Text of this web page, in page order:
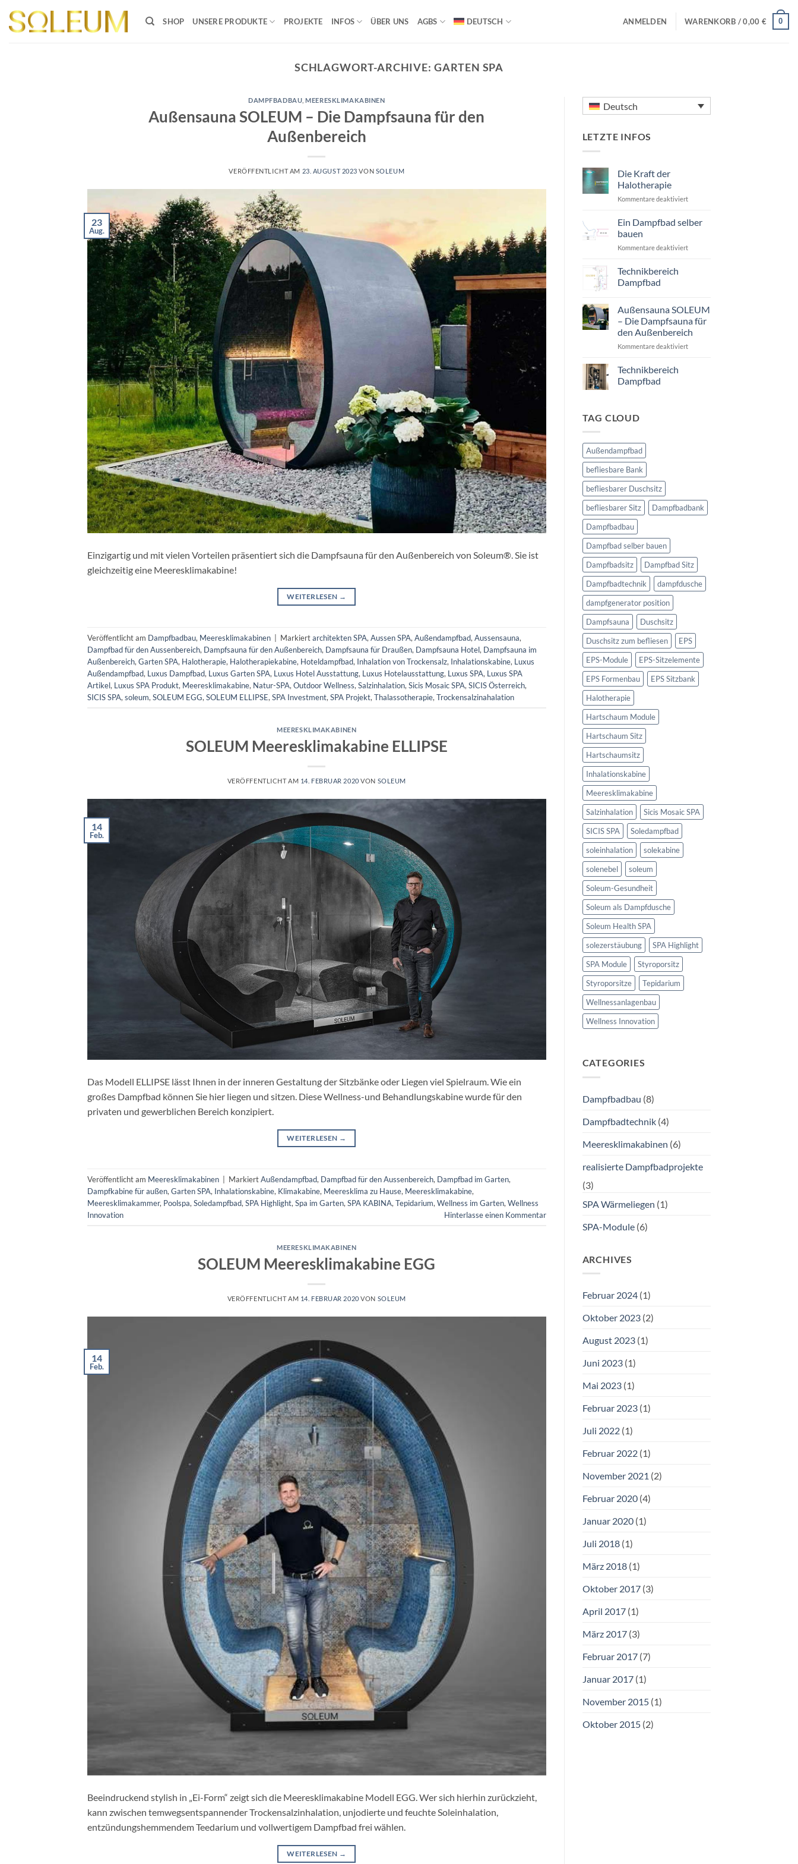
Inhalt
springen
SHOP UNSERE PRODUKTE PROJEKTE INFOS ÜBER UNS AGBS DEUTSCH ANMELDEN WARENKORB /0,00 € 0
SCHLAGWORT-ARCHIVE:GARTEN SPA
DAMPFBADBAU ,MEERESKLIMAKABINEN
Außensauna SOLEUM – Die Dampfsauna für den
Außenbereich
VERÖFFENTLICHT AM 23. AUGUST 2023 VON SOLEUM
23
Aug.
Einzigartig und mit vielen Vorteilen präsentiert sich die Dampfsauna für den Außenbereich von Soleum®. Sie ist
gleichzeitig eine Meeresklimakabine!
WEITERLESEN →
Veröffentlicht am Dampfbadbau, Meeresklimakabinen | Markiertarchitekten SPA, Aussen SPA, Außendampfbad, Aussensauna,
Dampfbad für den Aussenbereich, Dampfsauna für den Außenbereich, Dampfsauna für Draußen, Dampfsauna Hotel, Dampfsauna im
Außenbereich, Garten SPA, Halotherapie, Halotherapiekabine, Hoteldampfbad, Inhalation von Trockensalz, Inhalationskabine, Luxus
Außendampfbad, Luxus Dampfbad, Luxus Garten SPA, Luxus Hotel Ausstattung, Luxus Hotelausstattung, Luxus SPA, Luxus SPA
Artikel, Luxus SPA Produkt, Meeresklimakabine, Natur-SPA, Outdoor Wellness, Salzinhalation, Sicis Mosaic SPA, SICIS Österreich,
SICIS SPA, soleum, SOLEUM EGG, SOLEUM ELLIPSE, SPA Investment, SPA Projekt, Thalassotherapie, Trockensalzinahalation
MEERESKLIMAKABINEN
SOLEUM Meeresklimakabine ELLIPSE
VERÖFFENTLICHT AM 14. FEBRUAR 2020 VON SOLEUM
14
Feb.
Das Modell ELLIPSE lässt Ihnen in der inneren Gestaltung der Sitzbänke oder Liegen viel Spielraum. Wie ein
großes Dampfbad können Sie hier liegen und sitzen. Diese Wellness-und Behandlungskabine wurde für den
privaten und gewerblichen Bereich konzipiert.
WEITERLESEN →
Veröffentlicht am Meeresklimakabinen | MarkiertAußendampfbad, Dampfbad für den Aussenbereich, Dampfbad im Garten,
Dampfkabine für außen, Garten SPA, Inhalationskabine, Klimakabine, Meeresklima zu Hause, Meeresklimakabine,
Meeresklimakammer, Poolspa, Soledampfbad, SPA Highlight, Spa im Garten, SPA KABINA, Tepidarium, Wellness im Garten, Wellness
Innovation
Hinterlasse einen Kommentar
MEERESKLIMAKABINEN
SOLEUM Meeresklimakabine EGG
VERÖFFENTLICHT AM 14. FEBRUAR 2020 VON SOLEUM
14
Feb.
Beeindruckend stylish in „Ei-Form“ zeigt sich die Meeresklimakabine Modell EGG. Wer sich hierhin zurückzieht,
kann zwischen temwegsentspannender Trockensalzinhalation, unjodierte und feuchte Soleinhalation,
entzündungshemmendem Teedarium und vollwertigem Dampfbad frei wählen.
WEITERLESEN →
Deutsch
LETZTE INFOS
Die Kraft der
Halotherapie
Kommentare deaktiviertfür
Kraft
der
Ein Dampfbad selber
bauen
Kommentare deaktiviertfür
Technikbereich
Dampfbad
zu
Technikbereich
Dampfbad
Außensauna SOLEUM
– Die Dampfsauna für
den Außenbereich
Kommentare deaktiviertfür
Technikbereich
Dampfbad
Technikbereich
Dampfbad
TAG CLOUD
Außendampfbad
befliesbare Bank
befliesbarer Duschsitz
befliesbarer Sitz
Dampfbadbank
Dampfbadbau
Dampfbad selber bauen
Dampfbadsitz
Dampfbad Sitz
Dampfbadtechnik
dampfdusche
dampfgenerator position
Dampfsauna
Duschsitz
Duschsitz zum befliesen
EPS
EPS-Module
EPS-Sitzelemente
EPS Formenbau
EPS Sitzbank
Halotherapie
Hartschaum Module
Hartschaum Sitz
Hartschaumsitz
Inhalationskabine
Meeresklimakabine
Salzinhalation
Sicis Mosaic SPA
SICIS SPA
Soledampfbad
soleinhalation
solekabine
solenebel
soleum
Soleum-Gesundheit
Soleum als Dampfdusche
Soleum Health SPA
solezerstäubung
SPA Highlight
SPA Module
Styroporsitz
Styroporsitze
Tepidarium
Wellnessanlagenbau
Wellness Innovation
CATEGORIES
Dampfbadbau (8)
Dampfbadtechnik(4)
Meeresklimakabinen (6)
realisierte Dampfbadprojekte
(3)
SPA Wärmeliegen (1)
SPA-Module(6)
ARCHIVES
Februar 2024(1)
Oktober 2023(2)
August 2023(1)
Juni 2023(1)
Mai 2023(1)
Februar 2023(1)
Juli 2022(1)
Februar 2022(1)
November 2021 (2)
Februar 2020(4)
Januar 2020(1)
Juli 2018(1)
März 2018(1)
Oktober 2017(3)
April 2017(1)
März 2017(3)
Februar 2017(7)
Januar 2017(1)
November 2015(1)
Oktober 2015(2)